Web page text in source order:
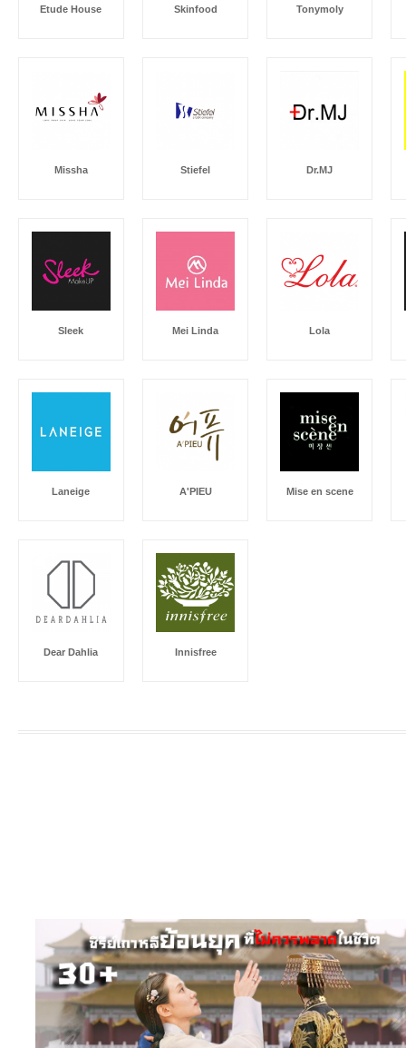
Etude House Skinfood Tonymoly
Missha Stiefel Dr.MJ
Sleek Mei Linda Lola
Laneige A'PIEU Mise en scene
Dear Dahlia Innisfree